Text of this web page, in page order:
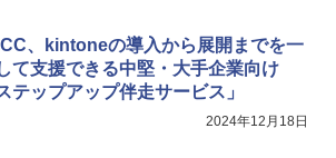
、kintoneの導入から展開までを一
て支援できる中堅・大手企業向け
テップアップ伴走サービス」
2024年12月18日